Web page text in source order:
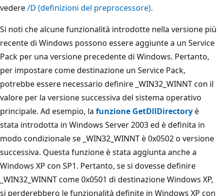
vedere/D (definizioni del preprocessore).
Si noti che alcune funzionalità introdotte nella versione più
recente di Windows possono essere aggiunte a un Service
Pack per una versione precedente di Windows. Pertanto,
per impostare come destinazione un Service Pack,
potrebbe essere necessario definire _WIN32_WINNT con il
valore per la versione successiva del sistema operativo
principale. Ad esempio, la funzione GetDllDirectoryè
stata introdotta in Windows Server 2003 ed è definita in
modo condizionale se _WIN32_WINNT è 0x0502 o versione
successiva. Questa funzione è stata aggiunta anche a
Windows XP con SP1. Pertanto, se si dovesse definire
_WIN32_WINNT come 0x0501 di destinazione Windows XP,
si perderebbero le funzionalità definite in Windows XP con